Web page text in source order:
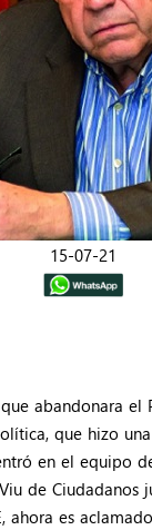
15-07-21
abandonara el
que hizo
en el equipo
de Ciudadanos
ahora es